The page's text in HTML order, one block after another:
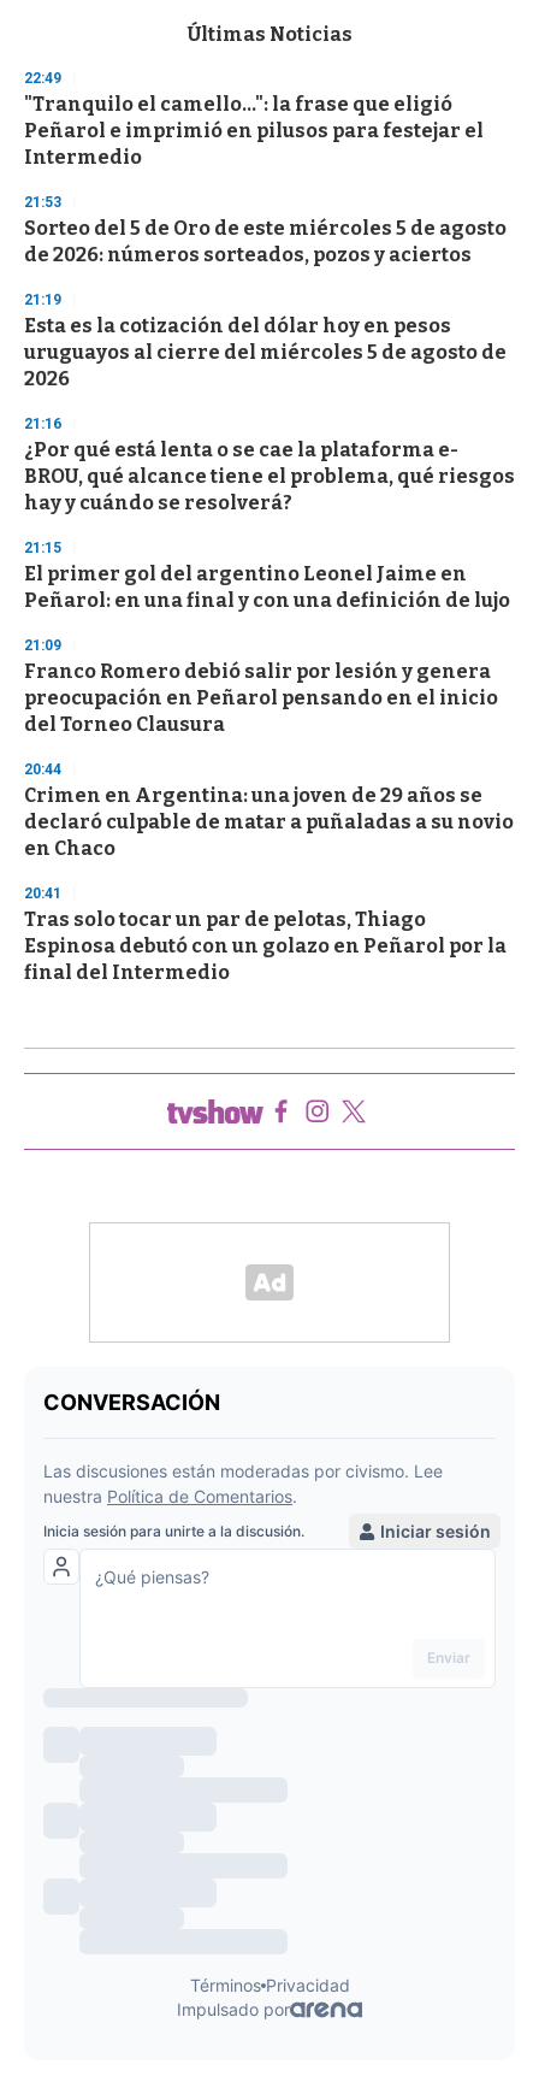
d
s
o
f
3
s
e
c
o
d
s
Últimas Noticias
22:49
"Tranquilo el camello...": la frase que eligió
Peñarol e imprimió en pilusos para festejar el
Intermedio
21:53
Sorteo del 5 de Oro de este miércoles 5 de agosto
de 2026: números sorteados, pozos y aciertos
21:19
Esta es la cotización del dólar hoy en pesos
uruguayos al cierre del miércoles 5 de agosto de
2026
21:16
¿Por qué está lenta o se cae la plataforma e-
BROU, qué alcance tiene el problema, qué riesgos
hay y cuándo se resolverá?
21:15
El primer gol del argentino Leonel Jaime en
Peñarol: en una final y con una definición de lujo
21:09
Franco Romero debió salir por lesión y genera
preocupación en Peñarol pensando en el inicio
del Torneo Clausura
20:44
Crimen en Argentina: una joven de 29 años se
declaró culpable de matar a puñaladas a su novio
en Chaco
20:41
Tras solo tocar un par de pelotas, Thiago
Espinosa debutó con un golazo en Peñarol por la
final del Intermedio